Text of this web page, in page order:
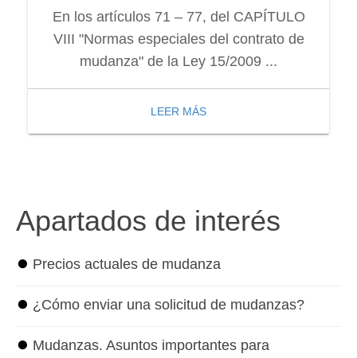
En los artículos 71 – 77, del CAPÍTULO
VIII "Normas especiales del contrato de
mudanza" de la Ley 15/2009 ...
LEER MÁS
Apartados de interés
⏺ Precios actuales de mudanza
⏺ ¿Cómo enviar una solicitud de mudanzas?
⏺ Mudanzas. Asuntos importantes para